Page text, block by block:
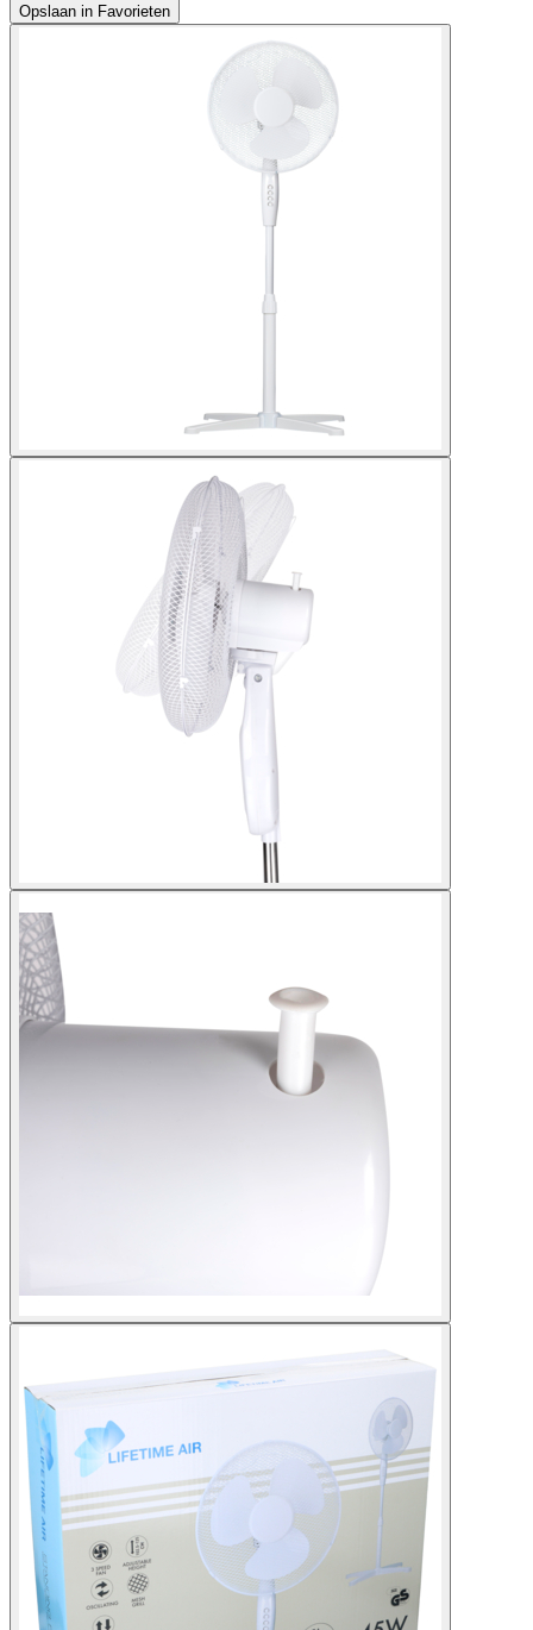
Opslaan in Favorieten